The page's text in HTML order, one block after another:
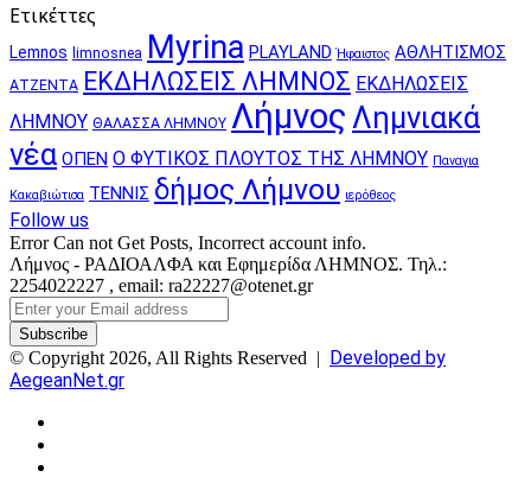
Ετικέττες
Lemnos limnosnea Myrina PLAYLAND Ήφαιστος ΑΘΛΗΤΙΣΜΟΣ
ΑΤΖΕΝΤΑ ΕΚΔΗΛΩΣΕΙΣ ΛΗΜΝΟΣ ΕΚΔΗΛΩΣΕΙΣ
ΛΗΜΝΟΥ ΘΑΛΑΣΣΑ ΛΗΜΝΟΥ Λήμνος Λημνιακά
νέα ΟΠΕΝ Ο ΦΥΤΙΚΟΣ ΠΛΟΥΤΟΣ ΤΗΣ ΛΗΜΝΟΥ Παναγια
Κακαβιώτισα ΤΕΝΝΙΣ δήμος Λήμνου ιερόθεος
Follow us
Error Can not Get Posts, Incorrect account info.
Λήμνος - ΡΑΔΙΟΑΛΦΑ και Εφημερίδα ΛΗΜΝΟΣ. Τηλ.:
2254022227 , email: ra22227@otenet.gr
Enter
your
Email
address
© Copyright 2026, All Rights Reserved | Developed by
AegeanNet.gr